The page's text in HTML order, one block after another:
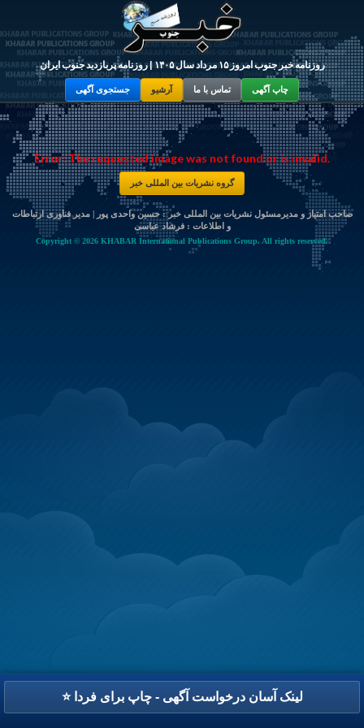
روزنامه خبر جنوب امروز ۱۵ مرداد سال ۱۴۰۵ | روزنامه پربازدید جنوب ایران
جستجوی آگهی آرشیو تماس با ما چاپ آگهی
⭐ لینک آسان درخواست آگهی - چاپ برای فردا
Error: The requested image was not found or is invalid.
گروه نشریات بین المللی خبر
صاحب امتیاز و مدیرمسئول نشریات بین المللی خبر : حسین واحدی پور | مدیر فناوری ارتباطات
و اطلاعات :فرشاد عباسی
Copyright © 2026 KHABAR International Publications Group. All rights reserved.